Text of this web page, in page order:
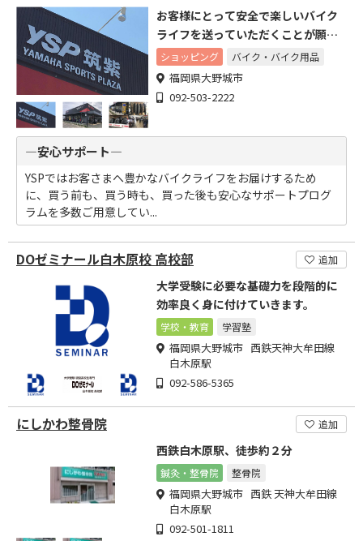
お客様にとって安全で楽しいバイク
ライフを送っていただくことが願い
です
ショッピング バイク・バイク用品
福岡県大野城市
092-503-2222
―安心サポート―
YSPではお客さまへ豊かなバイクライフをお届けするため
に、買う前も、買う時も、買った後も安心なサポートプログ
ラムを多数ご用意してい...
DOゼミナール白木原校 高校部 追加
大学受験に必要な基礎力を段階的に
効率良く身に付けていきます。
学校・教育 学習塾
福岡県大野城市 西鉄天神大牟田線
白木原駅
092-586-5365
にしかわ整骨院 追加
西鉄白木原駅、徒歩約２分
鍼灸・整骨院 整骨院
福岡県大野城市 西鉄 天神大牟田線
白木原駅
092-501-1811